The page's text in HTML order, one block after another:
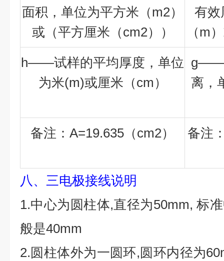
面积，单位为平方米（m2）
或（平方厘米（cm2））
有效
（m
h——试样的平均厚度，单位
为米(m)或厘米（cm）
g——
离，
备注：A=19.635（cm2） 备注
八、三电极接线说明
1.中心为圆柱体,直径为50mm, 标
般是40mm
2.圆柱体外为一圆环,圆环内径为